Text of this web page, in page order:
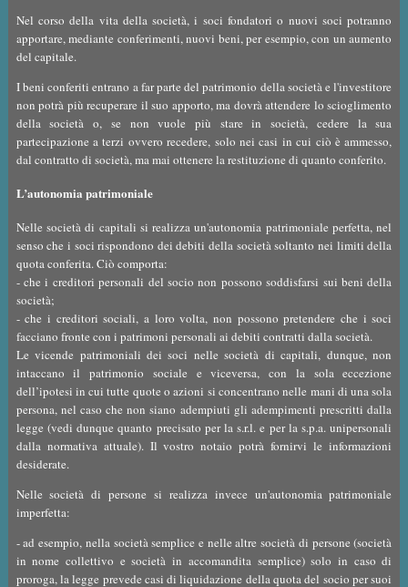
Nel corso della vita della società, i soci fondatori o nuovi soci potranno
apportare, mediante conferimenti, nuovi beni, per esempio, con un aumento
del capitale.
I beni conferiti entrano a far parte del patrimonio della società e l'investitore
non potrà più recuperare il suo apporto, ma dovrà attendere lo scioglimento
della società o, se non vuole più stare in società, cedere la sua
partecipazione a terzi ovvero recedere, solo nei casi in cui ciò è ammesso,
dal contratto di società, ma mai ottenere la restituzione di quanto conferito.
L’autonomia patrimoniale
Nelle società di capitali si realizza un'autonomia patrimoniale perfetta, nel
senso che i soci rispondono dei debiti della società soltanto nei limiti della
quota conferita. Ciò comporta:
- che i creditori personali del socio non possono soddisfarsi sui beni della
società;
- che i creditori sociali, a loro volta, non possono pretendere che i soci
facciano fronte con i patrimoni personali ai debiti contratti dalla società.
Le vicende patrimoniali dei soci nelle società di capitali, dunque, non
intaccano il patrimonio sociale e viceversa, con la sola eccezione
dell’ipotesi in cui tutte quote o azioni si concentrano nelle mani di una sola
persona, nel caso che non siano adempiuti gli adempimenti prescritti dalla
legge (vedi dunque quanto precisato per la s.r.l. e per la s.p.a. unipersonali
dalla normativa attuale). Il vostro notaio potrà fornirvi le informazioni
desiderate.
Nelle società di persone si realizza invece un'autonomia patrimoniale
imperfetta:
- ad esempio, nella società semplice e nelle altre società di persone (società
in nome collettivo e società in accomandita semplice) solo in caso di
proroga, la legge prevede casi di liquidazione della quota del socio per suoi